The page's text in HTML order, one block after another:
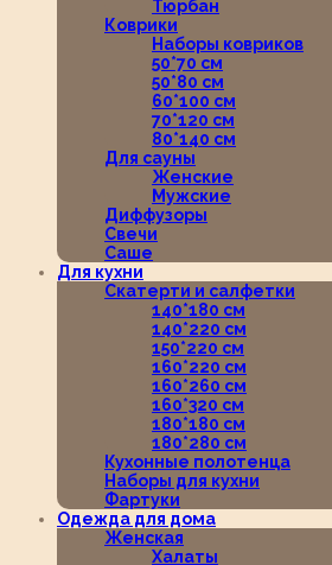
Тюрбан
Коврики
Наборы ковриков
50*70 см
50*80 см
60*100 см
70*120 см
80*140 см
Для сауны
Женские
Мужские
Диффузоры
Свечи
Саше
Для кухни
Скатерти и салфетки
140*180 см
140*220 см
150*220 см
160*220 см
160*260 см
160*320 см
180*180 см
180*280 см
Кухонные полотенца
Наборы для кухни
Фартуки
Одежда для дома
Женская
Халаты